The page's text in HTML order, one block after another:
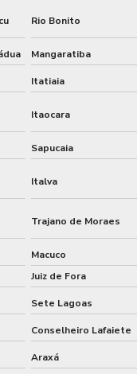
Rio Bonito
Mangaratiba
Itatiaia
Itaocara
Sapucaia
Italva
Trajano de Moraes
Macuco
Juiz de Fora
Sete Lagoas
Conselheiro Lafaiete
Araxá